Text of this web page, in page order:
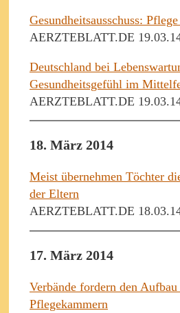
Gesundheitsausschuss:
AERZTEBLATT.DE
Deutschland bei
Gesundheitsgefühl im
AERZTEBLATT.DE
18. März 2014
Meist übernehmen Töchter
der Eltern
AERZTEBLATT.DE
17. März 2014
Verbände fordern den Aufbau
Pflegekammern